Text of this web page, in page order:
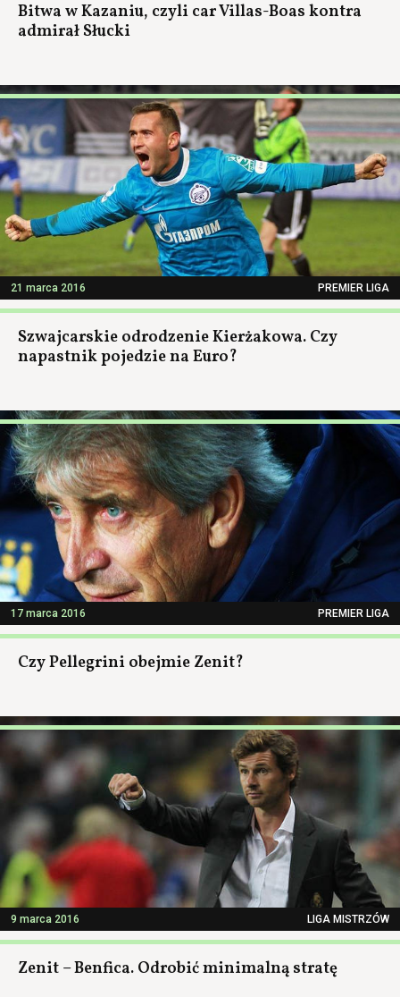
Bitwa w Kazaniu, czyli car Villas-Boas kontra
admirał Słucki
21 marca 2016 PREMIER LIGA
Szwajcarskie odrodzenie Kierżakowa. Czy
napastnik pojedzie na Euro?
17 marca 2016 PREMIER LIGA
Czy Pellegrini obejmie Zenit?
9 marca 2016 LIGA MISTRZÓW
Zenit – Benfica. Odrobić minimalną stratę